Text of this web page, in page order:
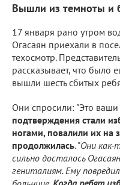
Вышли из темноты и
17 января рано утром
Огасаян приехали в
техосмотр.
рассказывает, что было
вышли шесть сбитых
Они спросили: "Это ваши
подтверждения стали
ногами, повалили их на
продолжилась. "Они как-
сильно досталось
гениталиям. Ему